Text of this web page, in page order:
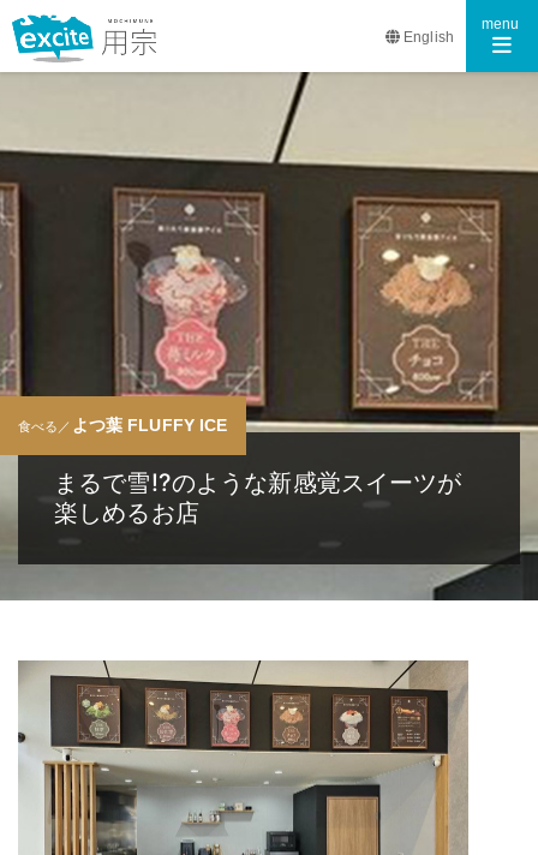
Toggle
menu
English
まるで雪!?のような新感覚スイーツが
楽しめるお店
食べる／ よつ葉 FLUFFY ICE